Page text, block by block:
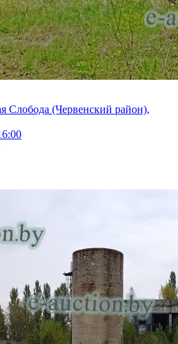
Слобода (Червенский район),